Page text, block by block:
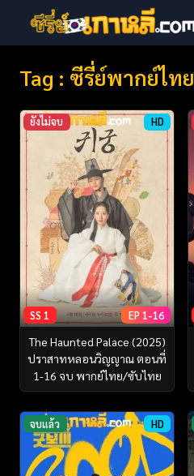
Tag : ซีรี่ย์พากย์ไทย
ยังไม่จบ HD
SS 1 EP 1-16
The Haunted Palace (2025)
ปราสาทหลอนวิญญาณ ตอนที่
1-16 จบ พากย์ไทย/ซับไทย
จบแล้ว HD